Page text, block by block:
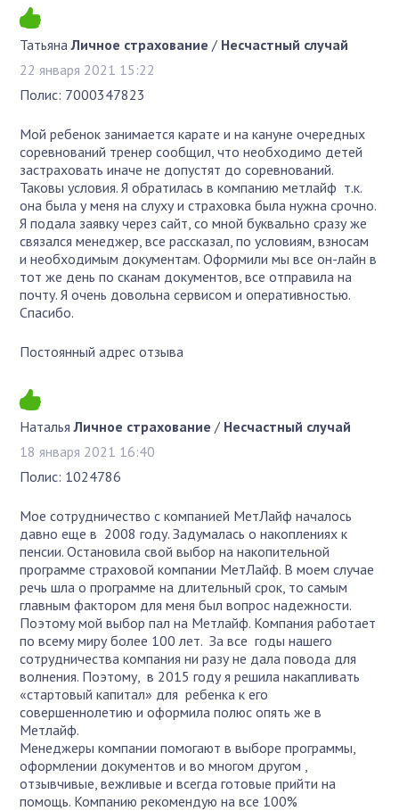
Татьяна Личное страхование / Несчастный случай
22 января 2021 15:22
Полис: 7000347823
Мой ребенок занимается карате и на кануне очередных
соревнований тренер сообщил, что необходимо детей
застраховать иначе не допустят до соревнований.
Таковы условия. Я обратилась в компанию метлайф т.к.
она была у меня на слуху и страховка была нужна срочно.
Я подала заявку через сайт, со мной буквально сразу же
связался менеджер, все рассказал, по условиям, взносам
и необходимым документам. Оформили мы все он-лайн в
тот же день по сканам документов, все отправила на
почту. Я очень довольна сервисом и оперативностью.
Спасибо.
Постоянный адрес отзыва
Наталья Личное страхование / Несчастный случай
18 января 2021 16:40
Полис: 1024786
Мое сотрудничество с компанией МетЛайф началось
давно еще в 2008 году. Задумалась о накоплениях к
пенсии. Остановила свой выбор на накопительной
программе страховой компании МетЛайф. В моем случае
речь шла о программе на длительный срок, то самым
главным фактором для меня был вопрос надежности.
Поэтому мой выбор пал на Метлайф. Компания работает
по всему миру более 100 лет. За все годы нашего
сотрудничества компания ни разу не дала повода для
волнения. Поэтому, в 2015 году я решила накапливать
«стартовый капитал» для ребенка к его
совершеннолетию и оформила полюс опять же в
Метлайф.
Менеджеры компании помогают в выборе программы,
оформлении документов и во многом другом ,
отзывчивые, вежливые и всегда готовые прийти на
помощь. Компанию рекомендую на все 100%